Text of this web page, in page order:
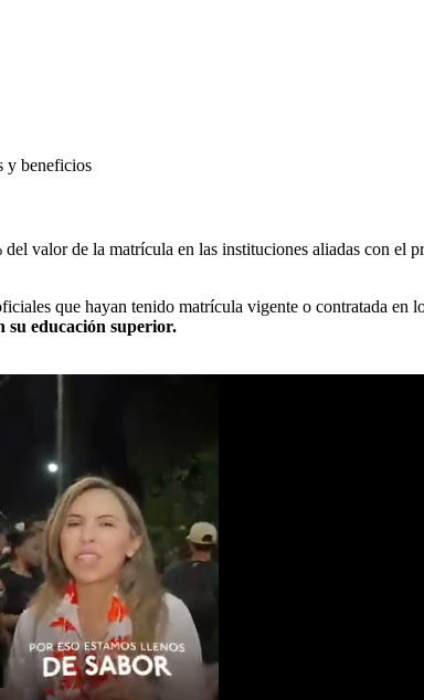
y beneficios
valor de la matrícula en las instituciones aliadas con el
que hayan tenido matrícula vigente o contratada en
su educación superior.